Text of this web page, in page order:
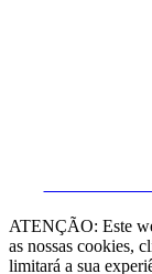
ATENÇÃO: Este
as nossas cookies,
limitará a sua